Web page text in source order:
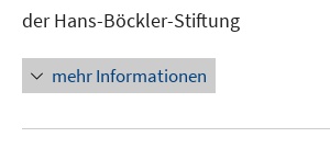
der Hans-Böckler-Stiftung
mehr Informationen